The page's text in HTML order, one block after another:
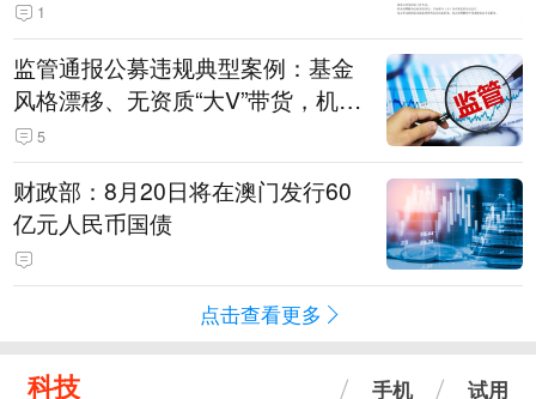
1
监管通报公募违规典型案例：基金
风格漂移、无资质“大V”带货，机构
被暂停新产品注册3个月
5
财政部：8月20日将在澳门发行60
亿元人民币国债
点击查看更多
科技 手机 试用